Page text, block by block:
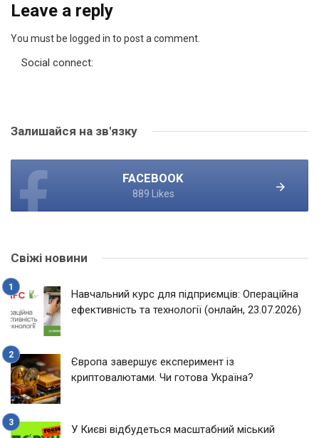
Leave a reply
You must be logged in to post a comment.
Social connect:
Залишайся на зв'язку
FACEBOOK
889 Likes
Свіжі новини
Навчальний курс для підприємців: Операційна
ефективність та технології (онлайн, 23.07.2026)
Європа завершує експеримент із
криптовалютами. Чи готова Україна?
У Києві відбудеться масштабний міський